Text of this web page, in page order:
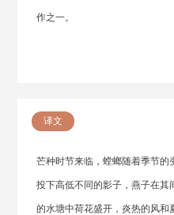
作之一。
译文
芒种时节来临，螳螂随着季节
投下高低不同的影子，燕子在
的水塘中荷花盛开，炎热的风和